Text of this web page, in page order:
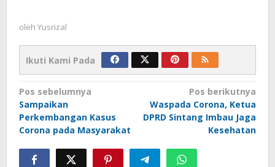
oleh Yusrizal
Ikuti Kami Pada
Navigasi
pos
Pos sebelumnya
Sampaikan
Perkembangan Kasus
Corona pada Masyarakat
Pos berikutnya
Waspada Corona, Ketua
DPRD Sintang Imbau Jaga
Kesehatan